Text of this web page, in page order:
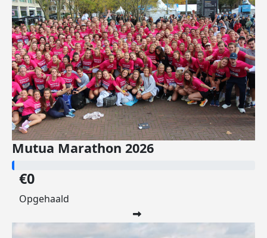
Mutua Marathon 2026
€0
Opgehaald